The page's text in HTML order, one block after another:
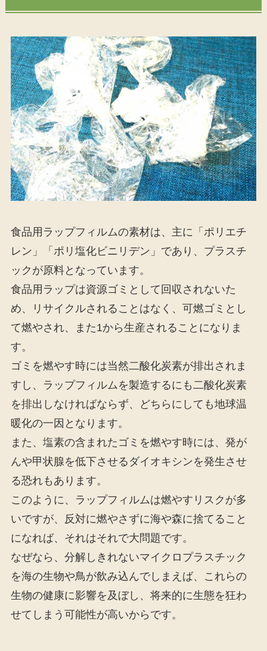
食品用ラップフィルムの素材は、主に「ポリエチ
レン」「ポリ塩化ビニリデン」であり、プラスチ
ックが原料となっています。
食品用ラップは資源ゴミとして回収されないた
め、リサイクルされることはなく、可燃ゴミとし
て燃やされ、また1から生産されることになりま
す。
ゴミを燃やす時には当然二酸化炭素が排出されま
すし、ラップフィルムを製造するにも二酸化炭素
を排出しなければならず、どちらにしても地球温
暖化の一因となります。
また、塩素の含まれたゴミを燃やす時には、発が
んや甲状腺を低下させるダイオキシンを発生させ
る恐れもあります。
このように、ラップフィルムは燃やすリスクが多
いですが、反対に燃やさずに海や森に捨てること
になれば、それはそれで大問題です。
なぜなら、分解しきれないマイクロプラスチック
を海の生物や鳥が飲み込んでしまえば、これらの
生物の健康に影響を及ぼし、将来的に生態を狂わ
せてしまう可能性が高いからです。